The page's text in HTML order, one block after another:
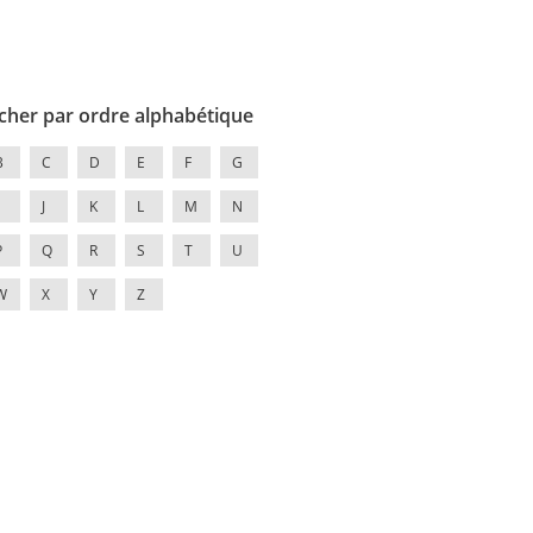
par ordre alphabétique
C D E F G
J K L M N
Q R S T U
X Y Z